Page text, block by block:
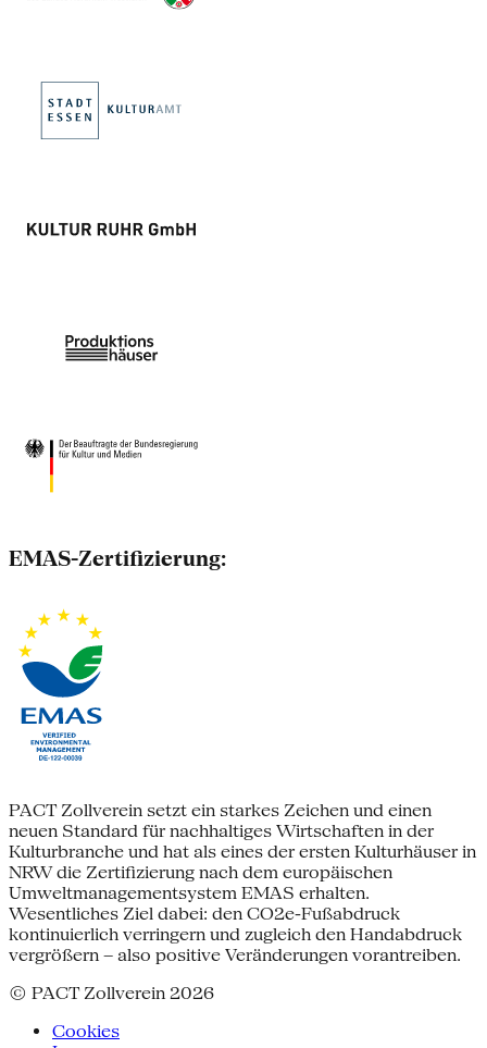
EMAS-Zertifizierung:
PACT Zollverein setzt ein starkes Zeichen und einen
neuen Standard für nachhaltiges Wirtschaften in der
Kulturbranche und hat als eines der ersten Kulturhäuser in
NRW die Zertifizierung nach dem europäischen
Umweltmanagementsystem EMAS erhalten.
Wesentliches Ziel dabei: den CO2e-Fußabdruck
kontinuierlich verringern und zugleich den Handabdruck
vergrößern – also positive Veränderungen vorantreiben.
© PACT Zollverein 2026
Cookies